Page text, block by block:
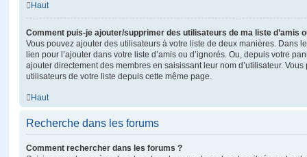
Haut
Comment puis-je ajouter/supprimer des utilisateurs de ma liste d’amis
Vous pouvez ajouter des utilisateurs à votre liste de deux manières. Dans
lien pour l’ajouter dans votre liste d’amis ou d’ignorés. Ou, depuis votre
ajouter directement des membres en saisissant leur nom d’utilisateur.
utilisateurs de votre liste depuis cette même page.
Haut
Recherche dans les forums
Comment rechercher dans les forums ?